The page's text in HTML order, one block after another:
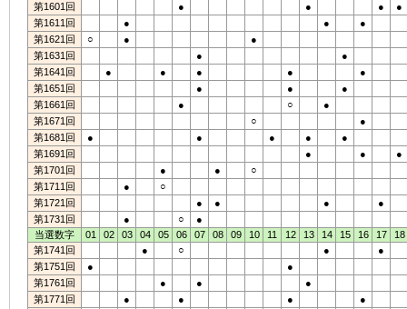
第1601回
● ● ●
●
第1611回
● ●
●
第1621回
○ ●
●
第1631回
●
●
第1641回
● ● ● ●
●
第1651回
● ●
●
第1661回
● ○
●
第1671回
○
●
第1681回
● ● ● ●
●
第1691回
● ●
●
第1701回
● ●
○
第1711回
●
○
第1721回
● ● ●
●
第1731回
● ○
●
当選数字
01 02 03 04 05 06 07 08 09 10 11 12 13 14 15 16 17
18
第1741回
● ○ ●
●
第1751回
●
●
第1761回
● ●
●
第1771回
● ● ●
●